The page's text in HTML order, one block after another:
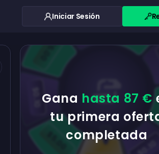
Iniciar Sesión
Gana hasta 87 €
tu primera
completada
$5.00
$0.10
$5.00
$0.10 $5.00